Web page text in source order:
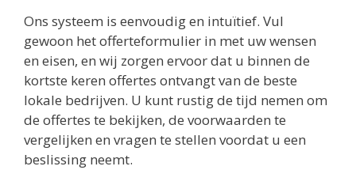
Ons systeem is eenvoudig en intuïtief. Vul
gewoon het offerteformulier in met uw wensen
en eisen, en wij zorgen ervoor dat u binnen de
kortste keren offertes ontvangt van de beste
lokale bedrijven. U kunt rustig de tijd nemen om
de offertes te bekijken, de voorwaarden te
vergelijken en vragen te stellen voordat u een
beslissing neemt.